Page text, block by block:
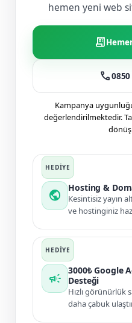
hemen yeni web
receipt_long
call
Kampanya
değerlendirilmektedir.
dönüş
public
Hosting &
Kesintisiz yayın
ve hostinginiz
campaign
3000₺ Google
Desteği
Hızlı görünürlük
daha çabuk